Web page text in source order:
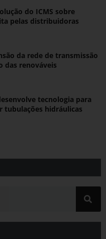
do ICMS sobre
pelas distribuidoras
da rede de transmissão
das renováveis
tecnologia para
tubulações hidráulicas